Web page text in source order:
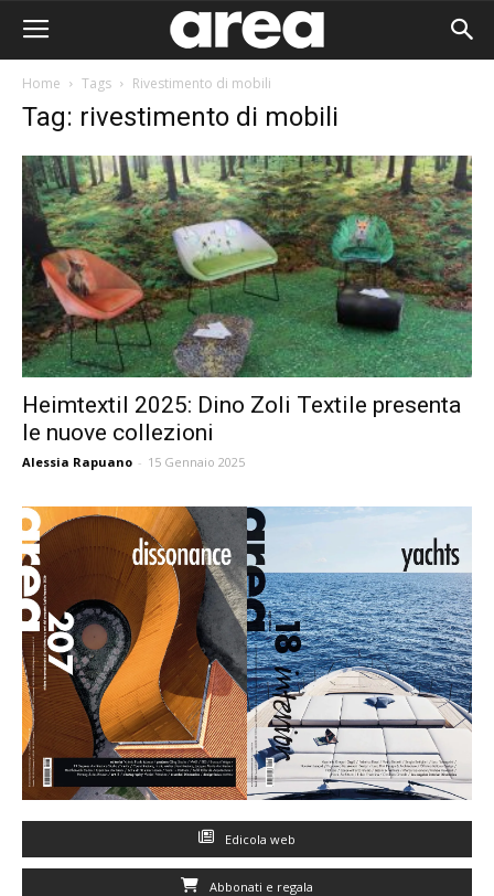
Home Tags Rivestimento di mobili
Tag: rivestimento di mobili
Heimtextil 2025: Dino Zoli Textile presenta
le nuove collezioni
Alessia Rapuano - 15 Gennaio 2025
Edicola web
Abbonati e regala